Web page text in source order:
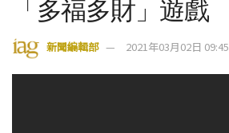
「多福多財」遊戲
新聞編輯部 2021年03月02日 09:45